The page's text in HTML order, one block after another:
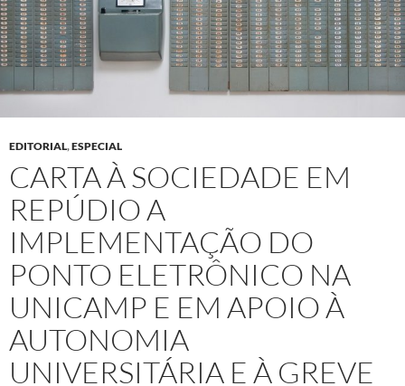
EDITORIAL,ESPECIAL
CARTA À SOCIEDADE EM
REPÚDIO A
IMPLEMENTAÇÃO DO
PONTO ELETRÔNICO NA
UNICAMP E EM APOIO À
AUTONOMIA
UNIVERSITÁRIA E À GREVE